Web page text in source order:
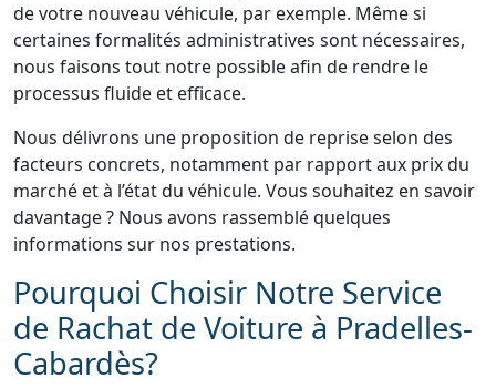
de votre nouveau véhicule, par exemple. Même si
certaines formalités administratives sont nécessaires,
nous faisons tout notre possible afin de rendre le
processus fluide et efficace.
Nous délivrons une proposition de reprise selon des
facteurs concrets, notamment par rapport aux prix du
marché et à l’état du véhicule. Vous souhaitez en savoir
davantage ? Nous avons rassemblé quelques
informations sur nos prestations.
Pourquoi Choisir Notre Service
de Rachat de Voiture à Pradelles-
Cabardès?